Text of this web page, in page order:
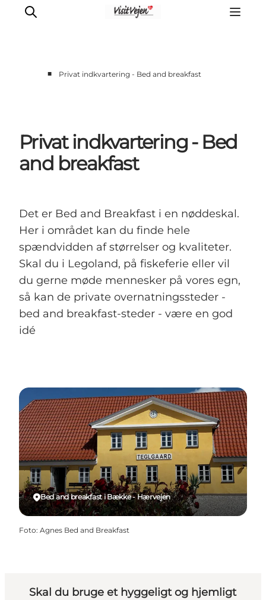
Nature
Städte
Events
■ Privat indkvartering - Bed and breakfast
Privat indkvartering - Bed
and breakfast
Det er Bed and Breakfast i en nøddeskal.
Her i området kan du finde hele
spændvidden af størrelser og kvaliteter.
Skal du i Legoland, på fiskeferie eller vil
du gerne møde mennesker på vores egn,
så kan de private overnatningssteder -
bed and breakfast-steder - være en god
idé
Bed and breakfast i Bække - Hærvejen
Foto: Agnes Bed and Breakfast
Skal du bruge et hyggeligt og hjemligt